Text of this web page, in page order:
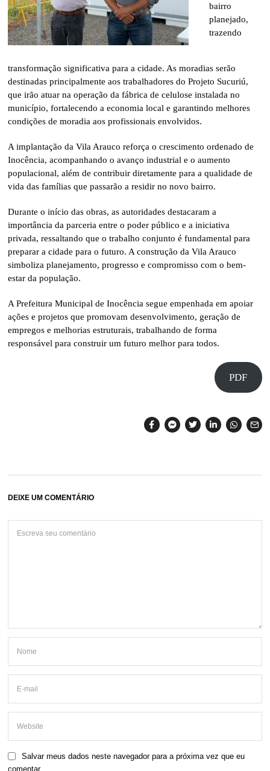
bairro
planejado,
trazendo
transformação significativa para a cidade. As moradias serão
destinadas principalmente aos trabalhadores do Projeto Sucuriú,
que irão atuar na operação da fábrica de celulose instalada no
município, fortalecendo a economia local e garantindo melhores
condições de moradia aos profissionais envolvidos.
A implantação da Vila Arauco reforça o crescimento ordenado de
Inocência, acompanhando o avanço industrial e o aumento
populacional, além de contribuir diretamente para a qualidade de
vida das famílias que passarão a residir no novo bairro.
Durante o início das obras, as autoridades destacaram a
importância da parceria entre o poder público e a iniciativa
privada, ressaltando que o trabalho conjunto é fundamental para
preparar a cidade para o futuro. A construção da Vila Arauco
simboliza planejamento, progresso e compromisso com o bem-
estar da população.
A Prefeitura Municipal de Inocência segue empenhada em apoiar
ações e projetos que promovam desenvolvimento, geração de
empregos e melhorias estruturais, trabalhando de forma
responsável para construir um futuro melhor para todos.
PDF
DEIXE UM COMENTÁRIO
Salvar meus dados neste navegador para a próxima vez que eu
comentar.